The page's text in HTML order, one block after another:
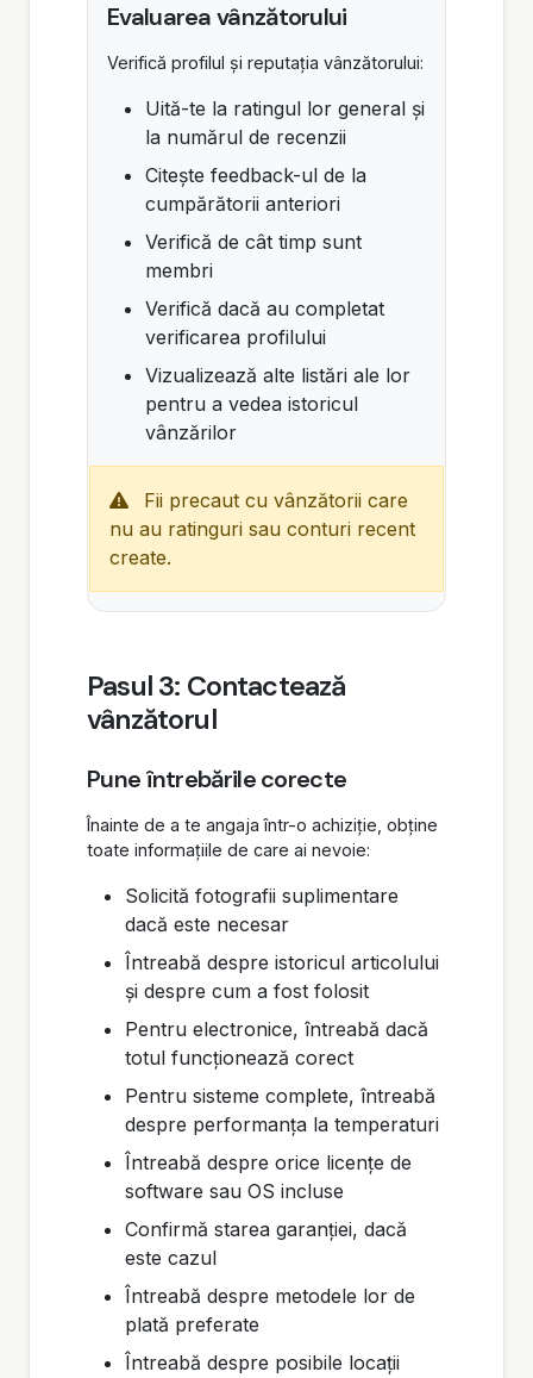
Evaluarea vânzătorului
Verifică profilul și reputația vânzătorului:
Uită-te la ratingul lor general și
la numărul de recenzii
Citește feedback-ul de la
cumpărătorii anteriori
Verifică de cât timp sunt
membri
Verifică dacă au completat
verificarea profilului
Vizualizează alte listări ale lor
pentru a vedea istoricul
vânzărilor
Fii precaut cu vânzătorii care
nu au ratinguri sau conturi recent
create.
Pasul 3: Contactează
vânzătorul
Pune întrebările corecte
Înainte de a te angaja într-o achiziție, obține
toate informațiile de care ai nevoie:
Solicită fotografii suplimentare
dacă este necesar
Întreabă despre istoricul articolului
și despre cum a fost folosit
Pentru electronice, întreabă dacă
totul funcționează corect
Pentru sisteme complete, întreabă
despre performanța la temperaturi
Întreabă despre orice licențe de
software sau OS incluse
Confirmă starea garanției, dacă
este cazul
Întreabă despre metodele lor de
plată preferate
Întreabă despre posibile locații